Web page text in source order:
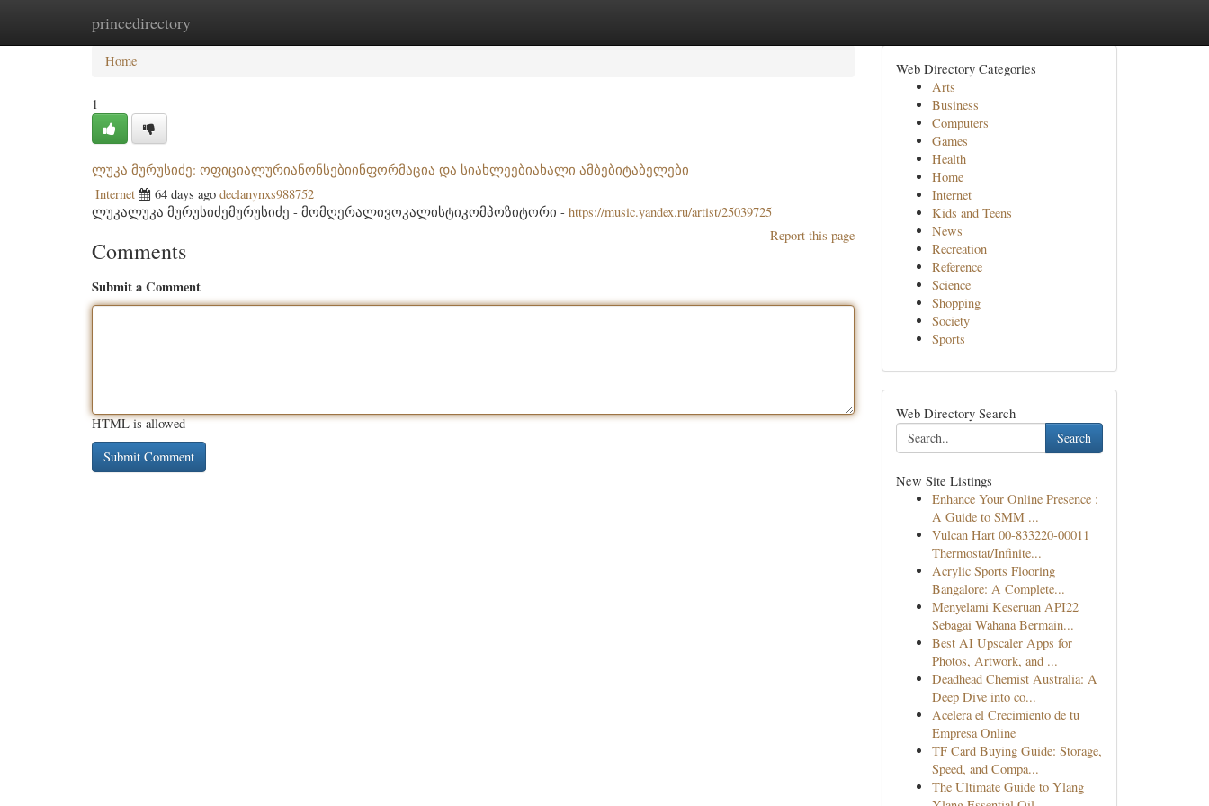
princedirectory
Home New Site Listings
Home
1
ლუკა მურუსიძე: ოფიციალურიანონსებიინფორმაცია და სიახლეებიახალი ამბებიტაბელები
Internet 64 days ago declanynxs988752
ლუკალუკა მურუსიძემურუსიძე - მომღერალივოკალისტიკომპოზიტორი - https://music.yandex.ru/artist/25039725
Report this page
Comments
Submit a Comment
HTML is allowed
Web Directory Categories
Arts
Business
Computers
Games
Health
Home
Internet
Kids and Teens
News
Recreation
Reference
Science
Shopping
Society
Sports
Web Directory Search
Search
New Site Listings
Enhance Your Online Presence :
A Guide to SMM ...
Vulcan Hart 00-833220-00011
Thermostat/Infinite...
Acrylic Sports Flooring
Bangalore: A Complete...
Menyelami Keseruan API22
Sebagai Wahana Bermain...
Best AI Upscaler Apps for
Photos, Artwork, and ...
Deadhead Chemist Australia: A
Deep Dive into co...
Acelera el Crecimiento de tu
Empresa Online
TF Card Buying Guide: Storage,
Speed, and Compa...
The Ultimate Guide to Ylang